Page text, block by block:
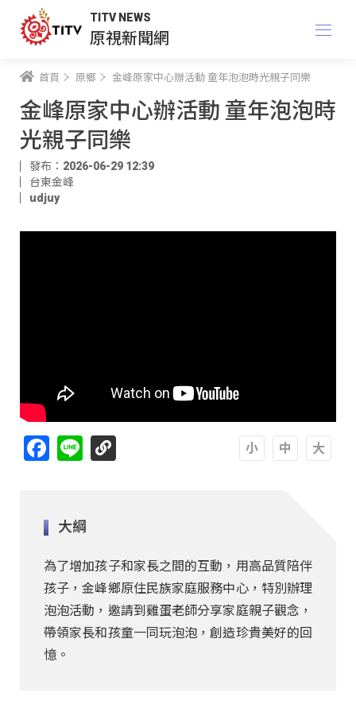
TITV NEWS
原視新聞網
首頁 原鄉 金峰原家中心辦活動 童年泡泡時光親子同樂
金峰原家中心辦活動 童年泡泡時
光親子同樂
發布：2026-06-29 12:39
台東金峰
udjuy
Facebook
Line
大綱
為了增加孩子和家長之間的互動，用高品質陪伴
孩子，金峰鄉原住民族家庭服務中心，特別辦理
泡泡活動，邀請到雞蛋老師分享家庭親子觀念，
帶領家長和孩童一同玩泡泡，創造珍貴美好的回
憶。